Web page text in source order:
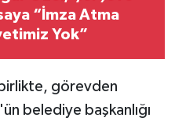
“İmza Atma
Yok”
görevden
belediye başkanlığı